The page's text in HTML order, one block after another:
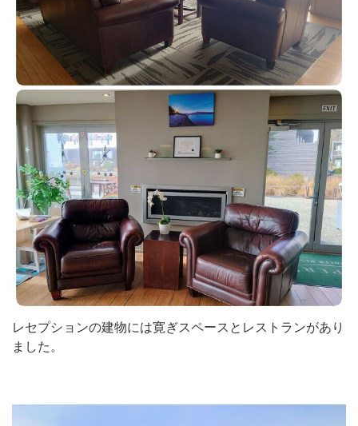
レセプションの建物には寛ぎスペースとレストランがあり
ました。